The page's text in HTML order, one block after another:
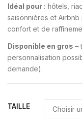
Idéal pour : hôtels,
saisonnières et
confort et de
Disponible en gros –
personnalisation
demande).
TAILLE